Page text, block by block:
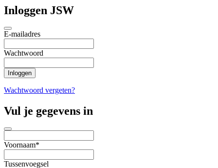
Inloggen JSW
E-mailadres
Wachtwoord
Wachtwoord vergeten?
Vul je gegevens in
Voornaam*
Tussenvoegsel